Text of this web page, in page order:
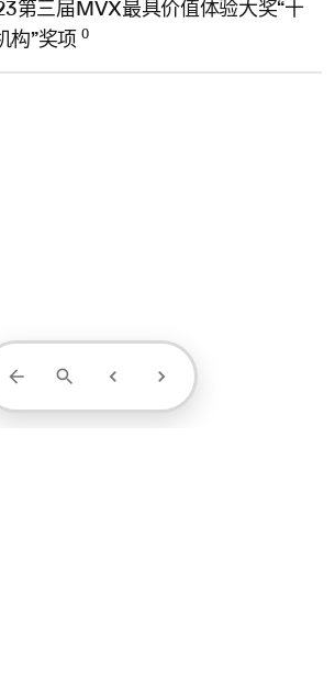
第三届MVX最具价值体验大奖“十
构”奖项 0